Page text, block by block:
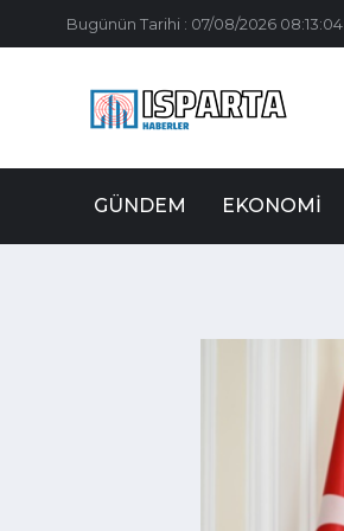
Bugünün Tarihi : 07/08/2026 08:13:04
GÜNDEM EKONOMI